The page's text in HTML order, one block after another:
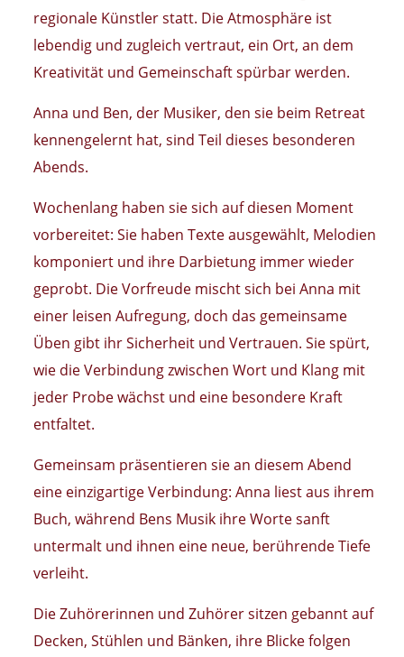
regionale Künstler statt. Die Atmosphäre ist
lebendig und zugleich vertraut, ein Ort, an dem
Kreativität und Gemeinschaft spürbar werden.
Anna und Ben, der Musiker, den sie beim Retreat
kennengelernt hat, sind Teil dieses besonderen
Abends.
Wochenlang haben sie sich auf diesen Moment
vorbereitet: Sie haben Texte ausgewählt, Melodien
komponiert und ihre Darbietung immer wieder
geprobt. Die Vorfreude mischt sich bei Anna mit
einer leisen Aufregung, doch das gemeinsame
Üben gibt ihr Sicherheit und Vertrauen. Sie spürt,
wie die Verbindung zwischen Wort und Klang mit
jeder Probe wächst und eine besondere Kraft
entfaltet.
Gemeinsam präsentieren sie an diesem Abend
eine einzigartige Verbindung: Anna liest aus ihrem
Buch, während Bens Musik ihre Worte sanft
untermalt und ihnen eine neue, berührende Tiefe
verleiht.
Die Zuhörerinnen und Zuhörer sitzen gebannt auf
Decken, Stühlen und Bänken, ihre Blicke folgen